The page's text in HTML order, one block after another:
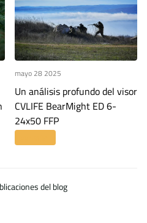
mayo 28 2025
Un análisis profundo del visor
CVLIFE BearMight ED 6-
24x50 FFP
del blog